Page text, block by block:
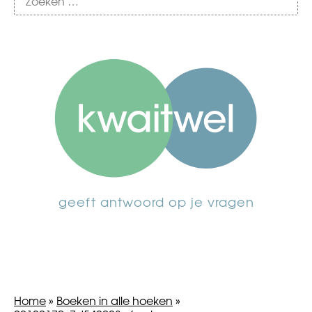
geeft antwoord op je vragen
Home» Boeken in alle hoeken »